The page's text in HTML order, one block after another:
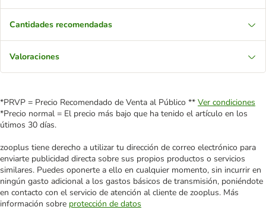
Cantidades recomendadas
Valoraciones
*PRVP = Precio Recomendado de Venta al Público ** Ver condiciones
*Precio normal = El precio más bajo que ha tenido el artículo en los
útimos 30 días.
zooplus tiene derecho a utilizar tu dirección de correo electrónico para
enviarte publicidad directa sobre sus propios productos o servicios
similares. Puedes oponerte a ello en cualquier momento, sin incurrir en
ningún gasto adicional a los gastos básicos de transmisión, poniéndote
en contacto con el servicio de atención al cliente de zooplus. Más
información sobre protección de datos